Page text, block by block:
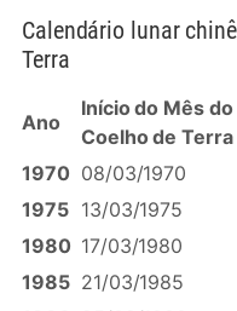
Calendário lunar
Terra
Ano
Início do Mês do
Coelho de Terra
1970 08/03/1970
1975 13/03/1975
1980 17/03/1980
1985 21/03/1985